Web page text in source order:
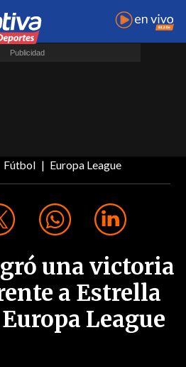
Fútbol Europa League
una victoria
a Estrella
League